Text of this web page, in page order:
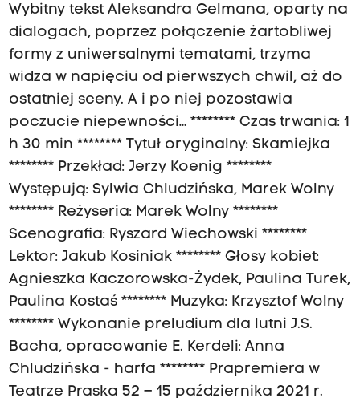
Wybitny tekst Aleksandra Gelmana, oparty na
dialogach, poprzez połączenie żartobliwej
formy z uniwersalnymi tematami, trzyma
widza w napięciu od pierwszych chwil, aż do
ostatniej sceny. A i po niej pozostawia
poczucie niepewności… ******** Czas trwania: 1
h 30 min ******** Tytuł oryginalny: Skamiejka
******** Przekład: Jerzy Koenig ********
Występują: Sylwia Chludzińska, Marek Wolny
******** Reżyseria: Marek Wolny ********
Scenografia: Ryszard Wiechowski ********
Lektor: Jakub Kosiniak ******** Głosy kobiet:
Agnieszka Kaczorowska-Żydek, Paulina Turek,
Paulina Kostaś ******** Muzyka: Krzysztof Wolny
******** Wykonanie preludium dla lutni J.S.
Bacha, opracowanie E. Kerdeli: Anna
Chludzińska - harfa ******** Prapremiera w
Teatrze Praska 52 – 15 października 2021 r.